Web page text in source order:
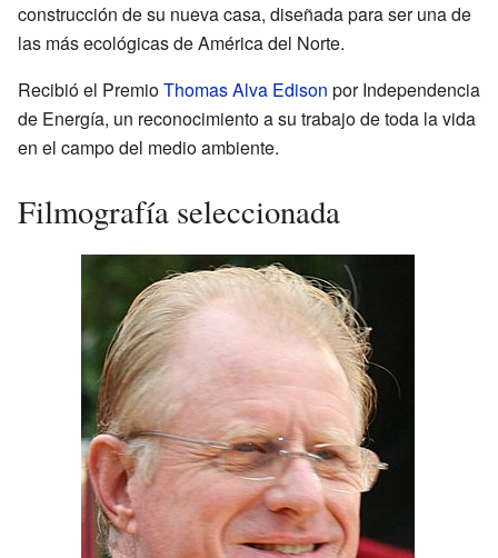
construcción de su nueva casa, diseñada para ser una de
las más ecológicas de América del Norte.
Recibió el PremioThomas Alva Edison por Independencia
de Energía, un reconocimiento a su trabajo de toda la vida
en el campo del medio ambiente.
Filmografía seleccionada